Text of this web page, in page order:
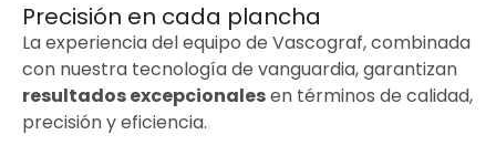
Precisión en cada plancha
La experiencia del equipo de Vascograf, combinada
con nuestra tecnología de vanguardia, garantizan
resultados excepcionalesen términos de calidad,
precisión y eficiencia.